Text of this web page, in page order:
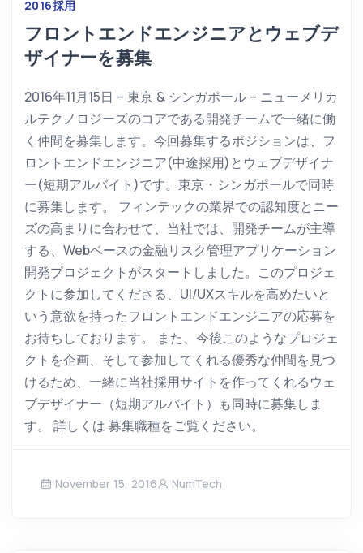
2016採用
フロントエンドエンジニアとウェブデ
ザイナーを募集
2016年11月15日 – 東京 & シンガポール – ニューメリカ
ルテクノロジーズのコアである開発チームで一緒に働
く仲間を募集します。今回募集するポジションは、フ
ロントエンドエンジニア(中途採用)とウェブデザイナ
ー(短期アルバイト)です。東京・シンガポールで同時
に募集します。 フィンテックの業界での認知度とニー
ズの高まりに合わせて、当社では、開発チームが主導
する、Webベースの金融リスク管理アプリケーション
開発プロジェクトがスタートしました。このプロジェ
クトに参加してくださる、UI/UXスキルを高めたいと
いう意欲を持ったフロントエンドエンジニアの応募を
お待ちしております。 また、今後このようなプロジェ
クトを企画、そして参加してくれる優秀な仲間を見つ
けるため、一緒に当社採用サイトを作ってくれるウェ
ブデザイナー（短期アルバイト）も同時に募集しま
す。 詳しくは 募集職種をご覧ください。
November 15, 2016 NumTech